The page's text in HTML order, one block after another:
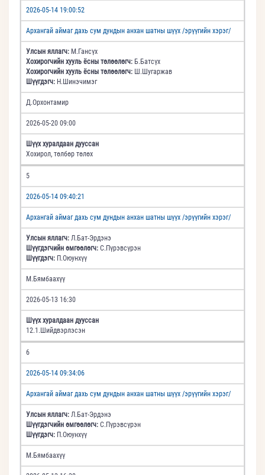
2026-05-14 19:00:52
Архангай аймаг дахь сум дундын анхан шатны шүүх /эрүүгийн хэрэг/
Улсын яллагч: М.Гансүх
Хохирогчийн хууль ёсны төлөөлөгч: Б.Батсүх
Хохирогчийн хууль ёсны төлөөлөгч: Ш.Шугаржав
Шүүгдэгч: Н.Шинэчимэг
Д.Орхонтамир
2026-05-20 09:00
Шүүх хуралдаан дууссан
Хохирол, төлбөр төлөх
5
2026-05-14 09:40:21
Архангай аймаг дахь сум дундын анхан шатны шүүх /эрүүгийн хэрэг/
Улсын яллагч: Л.Бат-Эрдэнэ
Шүүгдэгчийн өмгөөлөгч: С.Пүрэвсүрэн
Шүүгдэгч: П.Оюунхүү
М.Бямбаахүү
2026-05-13 16:30
Шүүх хуралдаан дууссан
12.1.Шийдвэрлэсэн
6
2026-05-14 09:34:06
Архангай аймаг дахь сум дундын анхан шатны шүүх /эрүүгийн хэрэг/
Улсын яллагч: Л.Бат-Эрдэнэ
Шүүгдэгчийн өмгөөлөгч: С.Пүрэвсүрэн
Шүүгдэгч: П.Оюунхүү
М.Бямбаахүү